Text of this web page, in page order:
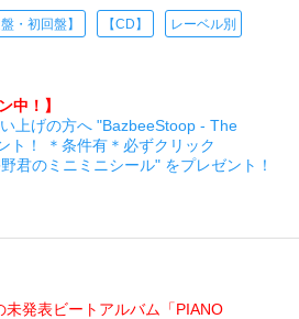
盤・初回盤】 【CD】 レーベル別
中！】
上げの方へ "BazbeeStoop - The
ト！ ＊条件有＊必ずクリック
君のミニミニシール" をプレゼント！
未発表ビートアルバム「PIANO